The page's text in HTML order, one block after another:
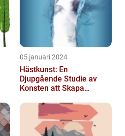
05 januari 2024
Hästkunst: En
Djupgående Studie av
Konsten att Skapa